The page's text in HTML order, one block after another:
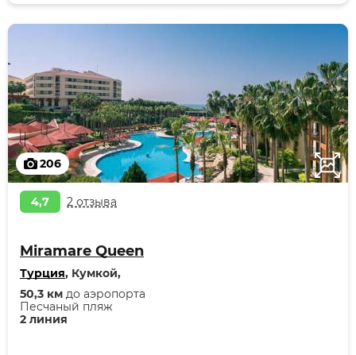
206
4,7 2 отзыва
Miramare Queen
Турция, Кумкой,
2 линия
Песчаный пляж
50,3 км до аэропорта